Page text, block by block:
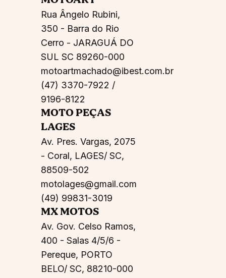
Rua Ângelo Rubini,
350 - Barra do Rio
Cerro - JARAGUÁ DO
SUL SC 89260-000
motoartmachado@ibest.com.br
(47) 3370-7922 /
9196-8122
MOTO PEÇAS
LAGES
Av. Pres. Vargas, 2075
- Coral, LAGES/ SC,
88509-502
motolages@gmail.com
(49) 99831-3019
MX MOTOS
Av. Gov. Celso Ramos,
400 - Salas 4/5/6 -
Pereque, PORTO
BELO/ SC, 88210-000